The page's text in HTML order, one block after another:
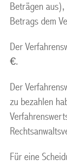
Beträgen
Betrags dem
Der
€.
Der
zu bezahlen
Für eine